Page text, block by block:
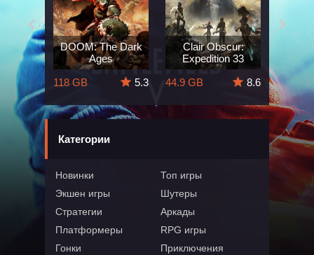
The
5.7
DOOM: The Dark
Ages
118 GB
5.3
Clair Obscur:
Expedition 33
44.9 GB
8.6
164 GB
Категории
Новинки
Топ игры
Экшен игры
Шутеры
Стратегии
Аркады
Платформеры
RPG игры
Гонки
Приключения